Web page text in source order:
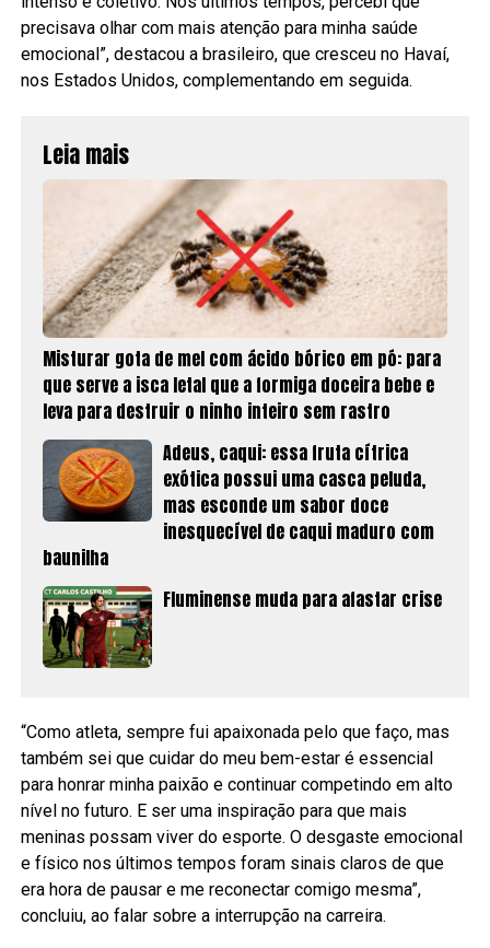
precisava olhar com mais atenção para minha saúde
emocional”, destacou a brasileiro, que cresceu no Havaí,
nos Estados Unidos, complementando em seguida.
Leia mais
Misturar gota de mel com ácido bórico em pó: para
que serve a isca letal que a formiga doceira bebe e
leva para destruir o ninho inteiro sem rastro
Adeus, caqui: essa fruta cítrica
exótica possui uma casca peluda,
mas esconde um sabor doce
inesquecível de caqui maduro com
baunilha
Fluminense muda para afastar crise
“Como atleta, sempre fui apaixonada pelo que faço, mas
também sei que cuidar do meu bem-estar é essencial
para honrar minha paixão e continuar competindo em alto
nível no futuro. E ser uma inspiração para que mais
meninas possam viver do esporte. O desgaste emocional
e físico nos últimos tempos foram sinais claros de que
era hora de pausar e me reconectar comigo mesma”,
concluiu, ao falar sobre a interrupção na carreira.